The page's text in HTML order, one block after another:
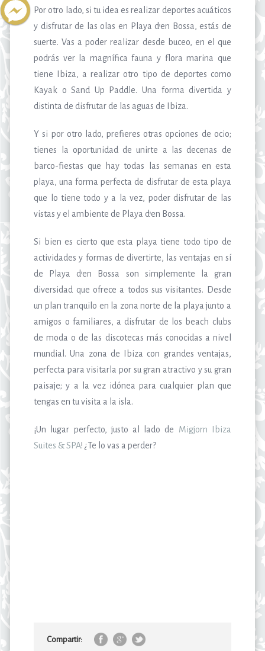
Por otro lado, si tu idea es realizar deportes acuáticos
y disfrutar de las olas en Playa d’en Bossa, estás de
suerte. Vas a poder realizar desde buceo, en el que
podrás ver la magnífica fauna y flora marina que
tiene Ibiza, a realizar otro tipo de deportes como
Kayak o Sand Up Paddle. Una forma divertida y
distinta de disfrutar de las aguas de Ibiza.
Y si por otro lado, prefieres otras opciones de ocio;
tienes la oportunidad de unirte a las decenas de
barco-fiestas que hay todas las semanas en esta
playa, una forma perfecta de disfrutar de esta playa
que lo tiene todo y a la vez, poder disfrutar de las
vistas y el ambiente de Playa d’en Bossa.
Si bien es cierto que esta playa tiene todo tipo de
actividades y formas de divertirte, las ventajas en sí
de Playa d’en Bossa son simplemente la gran
diversidad que ofrece a todos sus visitantes. Desde
un plan tranquilo en la zona norte de la playa junto a
amigos o familiares, a disfrutar de los beach clubs
de moda o de las discotecas más conocidas a nivel
mundial. Una zona de Ibiza con grandes ventajas,
perfecta para visitarla por su gran atractivo y su gran
paisaje; y a la vez idónea para cualquier plan que
tengas en tu visita a la isla.
¡Un lugar perfecto, justo al lado de Migjorn Ibiza
Suites & SPA! ¿Te lo vas a perder?
Compartir: